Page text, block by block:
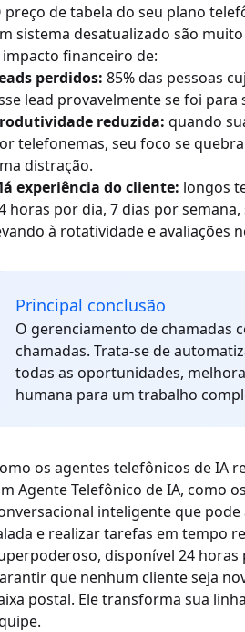
preço de tabela do seu plano
sistema desatualizado são
financeiro de:
perdidos: 85% das pessoas
lead provavelmente se foi
reduzida: quando
telefonemas, seu foco se
distração.
experiência do cliente: longos
horas por dia, 7 dias por
à rotatividade e avaliações
Principal conclusão
O gerenciamento de chamadas
chamadas. Trata-se de
todas as oportunidades,
humana para um trabalho
os agentes telefônicos de IA
Agente Telefônico de IA, como
inteligente que
e realizar tarefas em tempo
disponível 24 horas
que nenhum cliente seja
postal. Ele transforma sua